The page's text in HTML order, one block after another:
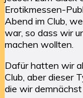
Erotikmessen-
Abend im Club,
war, so dass wir
machen wollten.
Dafür hatten wir
Club, aber dieser
die wir